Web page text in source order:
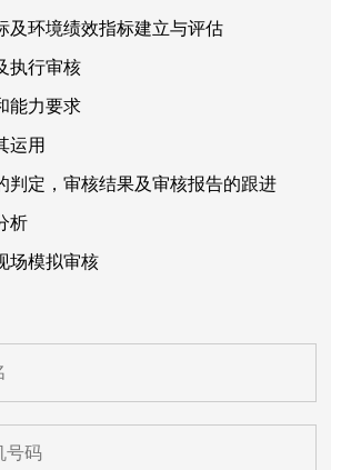
及环境绩效指标建立与评估
执行审核
能力要求
运用
判定，审核结果及审核报告的跟进
析
场模拟审核